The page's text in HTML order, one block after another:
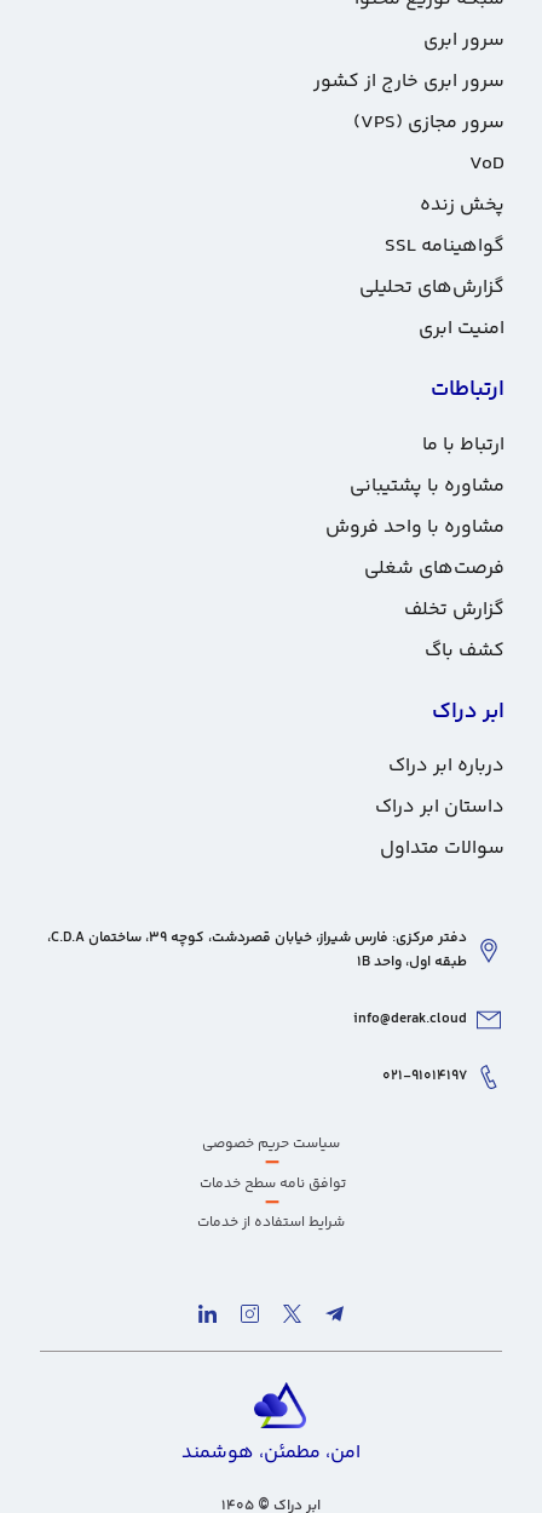
سرور ابری
سرور ابری خارج از کشور
سرور مجازی (VPS)
VoD
پخش زنده
گواهینامه SSL
گزارش‌های تحلیلی
امنیت ابری
ارتباطات
ارتباط با ما
مشاوره با پشتیبانی
مشاوره با واحد فروش
فرصت‌های شغلی
گزارش تخلف
کشف باگ
ابر دراک
درباره ابر دراک
داستان ابر دراک
سوالات متداول
دفتر مرکزی: فارس شیراز، خیابان قصردشت، کوچه 39، ساختمان C.D.A،
طبقه اول، واحد 1B
info@derak.cloud
۰۲۱-۹۱۰۱۴۱۹۷
سیاست حریم خصوصی
–
توافق نامه سطح خدمات
–
شرایط استفاده از خدمات
امن، مطمئن، هوشمند
ابر دراک © ۱۴۰۵